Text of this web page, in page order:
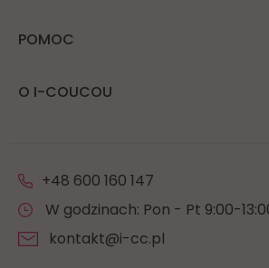
POMOC
O I-COUCOU
+48 600 160 147
W godzinach: Pon - Pt 9:00-
kontakt@i-cc.pl